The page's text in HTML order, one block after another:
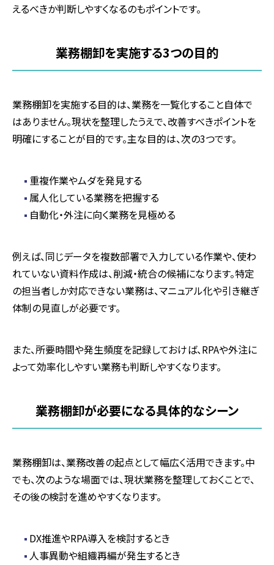
えるべきか判断しやすくなるのもポイントです。
業務棚卸を実施する3つの目的
業務棚卸を実施する目的は、業務を一覧化すること自体で
はありません。現状を整理したうえで、改善すべきポイントを
明確にすることが目的です。主な目的は、次の3つです。
重複作業やムダを発見する
属人化している業務を把握する
自動化・外注に向く業務を見極める
例えば、同じデータを複数部署で入力している作業や、使わ
れていない資料作成は、削減・統合の候補になります。特定
の担当者しか対応できない業務は、マニュアル化や引き継ぎ
体制の見直しが必要です。
また、所要時間や発生頻度を記録しておけば、RPAや外注に
よって効率化しやすい業務も判断しやすくなります。
業務棚卸が必要になる具体的なシーン
業務棚卸は、業務改善の起点として幅広く活用できます。中
でも、次のような場面では、現状業務を整理しておくことで、
その後の検討を進めやすくなります。
DX推進やRPA導入を検討するとき
人事異動や組織再編が発生するとき